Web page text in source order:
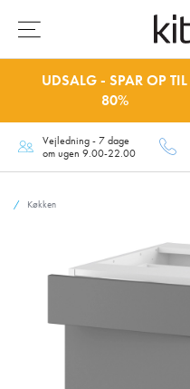
UDSALG - SPAR OP TIL
80%
Vejledning - 7 dage
om ugen 9.00-22.00
Køkken